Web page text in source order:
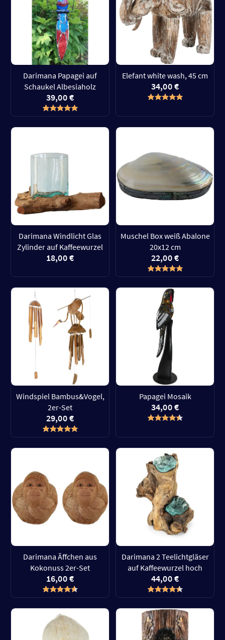
Darimana Papagei auf
Schaukel Albesiaholz
39,00 €
Elefant white wash, 45 cm
34,00 €
Darimana Windlicht Glas
Zylinder auf Kaffeewurzel
18,00 €
Muschel Box weiß Abalone
20x12 cm
22,00 €
Windspiel Bambus&Vogel,
2er-Set
29,00 €
Papagei Mosaik
34,00 €
Darimana Äffchen aus
Kokonuss 2er-Set
16,00 €
Darimana 2 Teelichtgläser
auf Kaffeewurzel hoch
44,00 €